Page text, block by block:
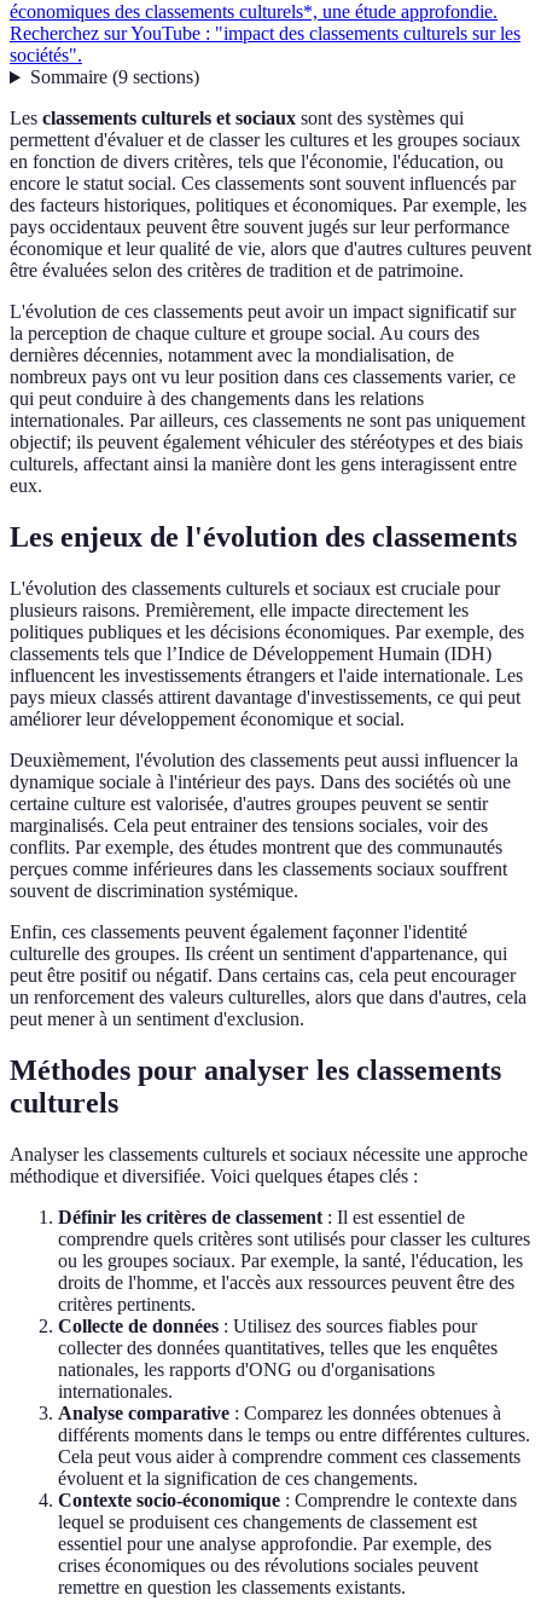
économiques des classements culturels*, une étude approfondie.
Recherchez sur YouTube : "impact des classements culturels sur les
sociétés".
Sommaire(9 sections)
Les classements culturels et sociaux sont des systèmes qui
permettent d'évaluer et de classer les cultures et les groupes sociaux
en fonction de divers critères, tels que l'économie, l'éducation, ou
encore le statut social. Ces classements sont souvent influencés par
des facteurs historiques, politiques et économiques. Par exemple, les
pays occidentaux peuvent être souvent jugés sur leur performance
économique et leur qualité de vie, alors que d'autres cultures peuvent
être évaluées selon des critères de tradition et de patrimoine.
L'évolution de ces classements peut avoir un impact significatif sur
la perception de chaque culture et groupe social. Au cours des
dernières décennies, notamment avec la mondialisation, de
nombreux pays ont vu leur position dans ces classements varier, ce
qui peut conduire à des changements dans les relations
internationales. Par ailleurs, ces classements ne sont pas uniquement
objectif; ils peuvent également véhiculer des stéréotypes et des biais
culturels, affectant ainsi la manière dont les gens interagissent entre
eux.
Les enjeux de l'évolution des classements
L'évolution des classements culturels et sociaux est cruciale pour
plusieurs raisons. Premièrement, elle impacte directement les
politiques publiques et les décisions économiques. Par exemple, des
classements tels que l’Indice de Développement Humain (IDH)
influencent les investissements étrangers et l'aide internationale. Les
pays mieux classés attirent davantage d'investissements, ce qui peut
améliorer leur développement économique et social.
Deuxièmement, l'évolution des classements peut aussi influencer la
dynamique sociale à l'intérieur des pays. Dans des sociétés où une
certaine culture est valorisée, d'autres groupes peuvent se sentir
marginalisés. Cela peut entrainer des tensions sociales, voir des
conflits. Par exemple, des études montrent que des communautés
perçues comme inférieures dans les classements sociaux souffrent
souvent de discrimination systémique.
Enfin, ces classements peuvent également façonner l'identité
culturelle des groupes. Ils créent un sentiment d'appartenance, qui
peut être positif ou négatif. Dans certains cas, cela peut encourager
un renforcement des valeurs culturelles, alors que dans d'autres, cela
peut mener à un sentiment d'exclusion.
Méthodes pour analyser les classements
culturels
Analyser les classements culturels et sociaux nécessite une approche
méthodique et diversifiée. Voici quelques étapes clés :
Définir les critères de classement : Il est essentiel de
comprendre quels critères sont utilisés pour classer les cultures
ou les groupes sociaux. Par exemple, la santé, l'éducation, les
droits de l'homme, et l'accès aux ressources peuvent être des
critères pertinents.
Collecte de données : Utilisez des sources fiables pour
collecter des données quantitatives, telles que les enquêtes
nationales, les rapports d'ONG ou d'organisations
internationales.
Analyse comparative : Comparez les données obtenues à
différents moments dans le temps ou entre différentes cultures.
Cela peut vous aider à comprendre comment ces classements
évoluent et la signification de ces changements.
Contexte socio-économique : Comprendre le contexte dans
lequel se produisent ces changements de classement est
essentiel pour une analyse approfondie. Par exemple, des
crises économiques ou des révolutions sociales peuvent
remettre en question les classements existants.